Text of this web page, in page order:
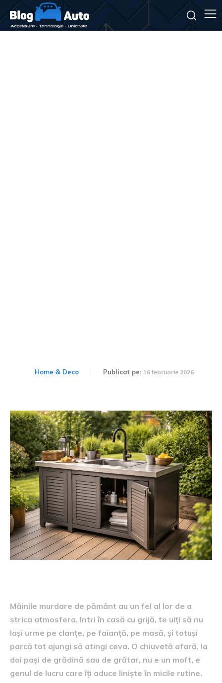
Home & Deco Publicat pe: 16 februarie 2026
Mâinile murdare de pământ au un fel al lor de a
strica atmosfera. Intri în casă cu grijă, te uiți să nu
lași urme pe clanțe, pe faianță, pe masă, și totuși
parcă tot ajungi să atingi ceva. O chiuvetă afară, la
doi pași de grădină sau de grătar, nu e un moft, e
genul de lucru care îți aduce liniște în micile rutine.